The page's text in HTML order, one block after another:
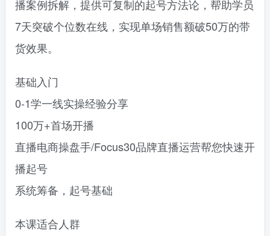
播案例拆解，提供可复制的起号方法论，帮助学员
7天突破个位数在线，实现单场销售额破50万的带
货效果。
基础入门
0-1学一线实操经验分享
100万+首场开播
直播电商操盘手/Focus30品牌直播运营帮您快速开
播起号
系统筹备，起号基础
本课适合人群